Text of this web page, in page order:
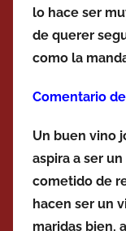
lo hace ser
de querer
como la
Comentario
Un buen vino
aspira a ser
cometido de
hacen ser un
maridas bien,